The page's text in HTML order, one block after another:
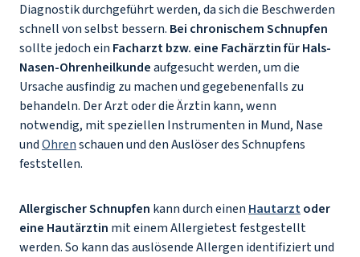
Diagnostik durchgeführt werden, da sich die Beschwerden
schnell von selbst bessern. Bei chronischem Schnupfen
sollte jedoch ein Facharzt bzw. eine Fachärztin für Hals-
Nasen-Ohrenheilkundeaufgesucht werden, um die
Ursache ausfindig zu machen und gegebenenfalls zu
behandeln. Der Arzt oder die Ärztin kann, wenn
notwendig, mit speziellen Instrumenten in Mund, Nase
undOhrenschauen und den Auslöser des Schnupfens
feststellen.
Allergischer Schnupfen kann durch einen Hautarztoder
eine Hautärztin mit einem Allergietest festgestellt
werden. So kann das auslösende Allergen identifiziert und